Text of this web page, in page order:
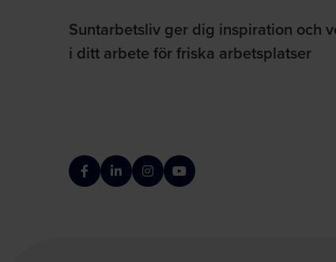
Suntarbetsliv ger dig inspiration och
i ditt arbete för friska arbetsplatser
FacebookLinkedInInstagramYouTube